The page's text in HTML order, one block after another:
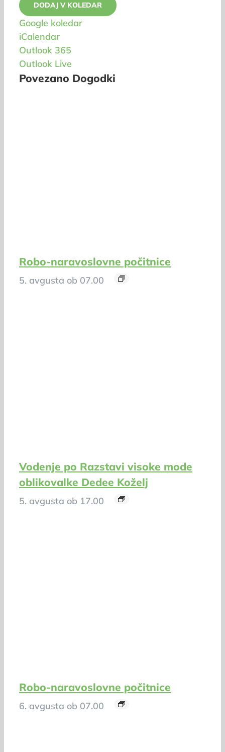
DODAJ V KOLEDAR
Google koledar
iCalendar
Outlook 365
Outlook Live
Povezano Dogodki
Robo-naravoslovne počitnice
5. avgusta ob 07.00
Vodenje po Razstavi visoke mode
oblikovalke Dedee Koželj
5. avgusta ob 17.00
Robo-naravoslovne počitnice
6. avgusta ob 07.00